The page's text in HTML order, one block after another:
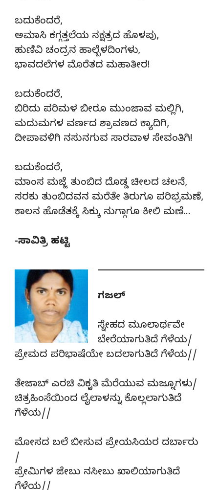
ಬದುಕೆಂದರೆ,
ಅಮಾಸಿ ಕಗ್ಗತ್ತಲೆಯ ನಕ್ಷತ್ರದ ಹೊಳಪು,
ಹುಣಿವಿ ಚಂದ್ರನ ಹಾಲ್ಬೆಳದಿಂಗಳು,
ಭಾವದಲೆಗಳ ಮೊರೆತದ ಮಹಾತೀರ!
ಬದುಕೆಂದರೆ,
ಬಿರಿದು ಪರಿಮಳ ಬೀರೂ ಮುಂಜಾವ ಮಲ್ಲಿಗಿ,
ಮದುಮಗಳ ವರ್ಣದ ಶ್ರಾವಣದ ಕ್ಯಾದಿಗಿ,
ದೀಪಾವಳಿಗಿ ನಸುನಗುವ ಸಾರವಾಳ ಸೇವಂತಿಗಿ!
ಬದುಕೆಂದರೆ,
ಮಾಂಸ ಮಜ್ಜೆ ತುಂಬಿದ ದೊಡ್ಡ ಚೀಲದ ಚಲನೆ,
ಸರಕು ತುಂಬಿದವನ ಮರೆತೇ ತಿರುಗೂ ಪರಿಭ್ರಮಣೆ,
ಕಾಲನ ಹೊಡೆತಕ್ಕೆ ಸಿಕ್ಕು ನುಗ್ಗಾಗೂ ಕೀಲಿ ಮಣೆ…
-ಸಾವಿತ್ರಿ ಹಟ್ಟಿ
ಗಜಲ್
ಸ್ನೇಹದ ಮೂಲಾರ್ಥವೇ
ಬೇರೆಯಾಗುತಿದೆ ಗೆಳೆಯ/
ಪ್ರೇಮದ ಪರಿಭಾಷೆಯೇ ಬದಲಾಗುತಿದೆ ಗೆಳೆಯ//
ತೇಜಾಬ್ ಎರಚಿ ವಿಕೃತಿ ಮೆರೆಯುವ ಮಜ್ನೂಗಳು/
ಚಿತ್ರಹಿಂಸೆಯಿಂದ ಲೈಲಾಳನ್ನು ಕೊಲ್ಲಲಾಗುತಿದೆ
ಗೆಳೆಯ//
ಮೋಸದ ಬಲೆ ಬೀಸುವ ಪ್ರೇಯಸಿಯರ ದರ್ಬಾರು
/
ಪ್ರೇಮಿಗಳ ಜೇಬು ನಸೀಬು ಖಾಲಿಯಾಗುತಿದೆ